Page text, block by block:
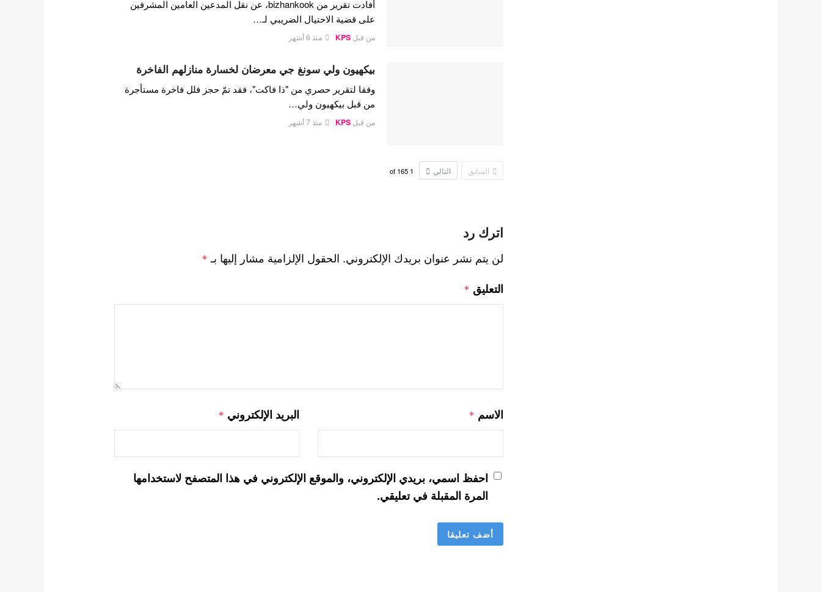
أفادت تقرير من bizhankook، عن نقل المدعين العامين المشرفين
على قضية الاحتيال الضريبي لـ…
من قبلKPS منذ 6 أشهر
بيكهيون ولي سونغ جي معرضان لخسارة منازلهم الفاخرة
وفقا لتقرير حصري من "ذا فاكت"، فقد تمّ حجز فلل فاخرة مستأجرة
من قبل بيكهيون ولي…
من قبلKPS منذ 7 أشهر
السابق التالي 1
of
165
اترك رد
لن يتم نشر عنوان بريدك الإلكتروني. الحقول الإلزامية مشار إليها بـ *
التعليق *
الاسم * البريد الإلكتروني *
احفظ اسمي، بريدي الإلكتروني، والموقع الإلكتروني في هذا المتصفح لاستخدامها
المرة المقبلة في تعليقي.